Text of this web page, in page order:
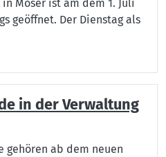
Möser ist am dem 1. Juli
geöffnet. Der Dienstag als
in der Verwaltung
gehören ab dem neuen